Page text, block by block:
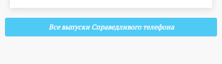
Все выпуски Справедливого телефона